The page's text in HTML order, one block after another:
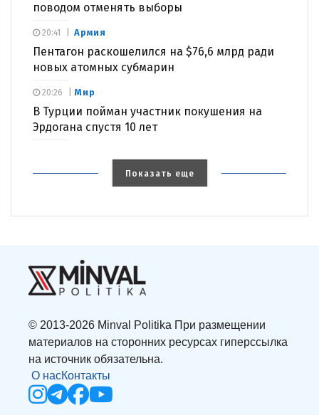
поводом отменять выборы
Армия
Пентагон раскошелился на $76,6 млрд ради
новых атомных субмарин
20:41
Мир
В Турции пойман участник покушения на
Эрдогана спустя 10 лет
20:26
Показать еще
© 2013-2026 Minval Politika При размещении
материалов на сторонних ресурсах гиперссылка
на источник обязательна.
О насКонтакты